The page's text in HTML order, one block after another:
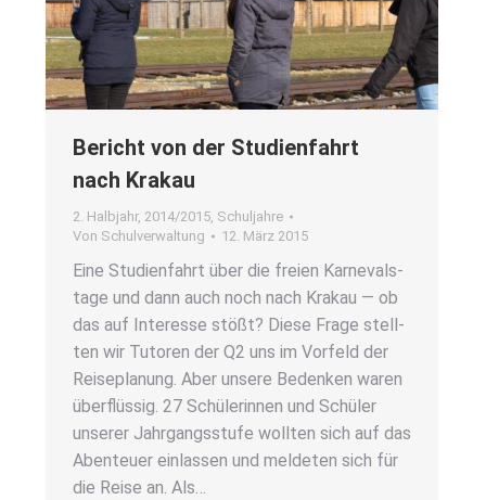
Bericht von der Stu­di­en­fahrt
nach Kra­kau
2. Halbjahr, 2014/2015, Schuljahre
Von Schulverwaltung 12. März 2015
Eine Stu­di­en­fahrt über die frei­en Kar­ne­vals­
ta­ge und dann auch noch nach Kra­kau — ob
das auf Inter­es­se stößt? Die­se Fra­ge stell­
ten wir Tuto­ren der Q2 uns im Vor­feld der
Rei­se­pla­nung. Aber unse­re Beden­ken waren
über­flüs­sig. 27 Schü­le­rin­nen und Schü­ler
unse­rer Jahr­gangs­stu­fe woll­ten sich auf das
Aben­teu­er ein­las­sen und mel­de­ten sich für
die Rei­se an. Als…